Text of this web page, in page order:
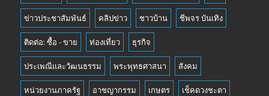
ข่าวประชาสัมพันธ์ คลิปข่าว ชาวบ้าน ชีพจร บันเทิง
ติดต่อ: ซื้อ - ขาย ท่องเที่ยว ธุรกิจ
ประเพณีและวัฒนธรรม พระพุทธศาสนา สังคม
หน่วยงานภาครัฐ อาชญากรรม เกษตร เช็คดวงชะตา